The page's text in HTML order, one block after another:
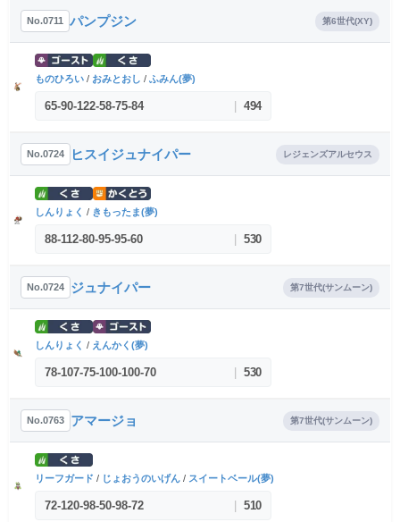
No.0711 パンプジン 第6世代(XY)
ものひろい / おみとおし / ふみん(夢)
65-90-122-58-75-84 494
No.0724 ヒスイジュナイパー レジェンズアルセウス
しんりょく / きもったま(夢)
88-112-80-95-95-60 530
No.0724 ジュナイパー 第7世代(サンムーン)
しんりょく / えんかく(夢)
78-107-75-100-100-70 530
No.0763 アマージョ 第7世代(サンムーン)
リーフガード / じょおうのいげん / スイートベール(夢)
72-120-98-50-98-72 510